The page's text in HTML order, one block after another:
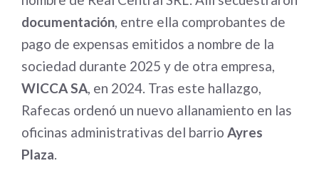
documentación , entre ella comprobantes de
pago de expensas emitidos a nombre de la
sociedad durante 2025 y de otra empresa,
WICCA SA , en 2024. Tras este hallazgo,
Rafecas ordenó un nuevo allanamiento en las
oficinas administrativas del barrio Ayres
Plaza